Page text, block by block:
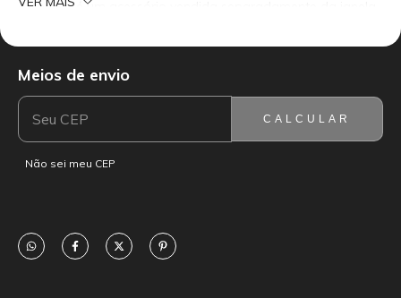
A cortina é um acessório vendida separadamente da janela
instalação.
Garantia de 3 anos do fabricante;
ENTREGAS PARA O CEP:
Meios de envio
CALCULAR
Não sei meu CEP